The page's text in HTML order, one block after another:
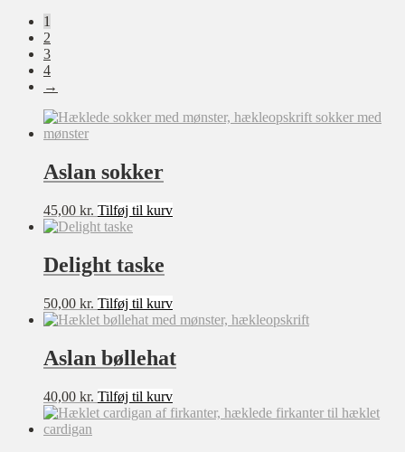
Sværhedsgrad
★★★★★
★★★☆☆
★★☆☆☆
★☆☆☆☆
XS
S
M
L
XXL
XXXL
0-3 mdr
1
2
3
4
→
Aslan sokker
45,00 kr. Tilføj til kurv
Delight taske
50,00 kr. Tilføj til kurv
Aslan bøllehat
40,00 kr. Tilføj til kurv